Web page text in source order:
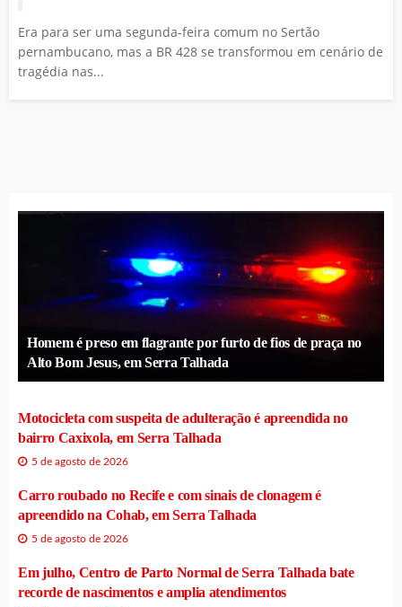
Era para ser uma segunda-feira comum no Sertão
pernambucano, mas a BR 428 se transformou em cenário de
tragédia nas...
Homem é preso em flagrante por furto de fios de praça no
Alto Bom Jesus, em Serra Talhada
Motocicleta com suspeita de adulteração é apreendida no
bairro Caxixola, em Serra Talhada
5 de agosto de 2026
Carro roubado no Recife e com sinais de clonagem é
apreendido na Cohab, em Serra Talhada
5 de agosto de 2026
Em julho, Centro de Parto Normal de Serra Talhada bate
recorde de nascimentos e amplia atendimentos